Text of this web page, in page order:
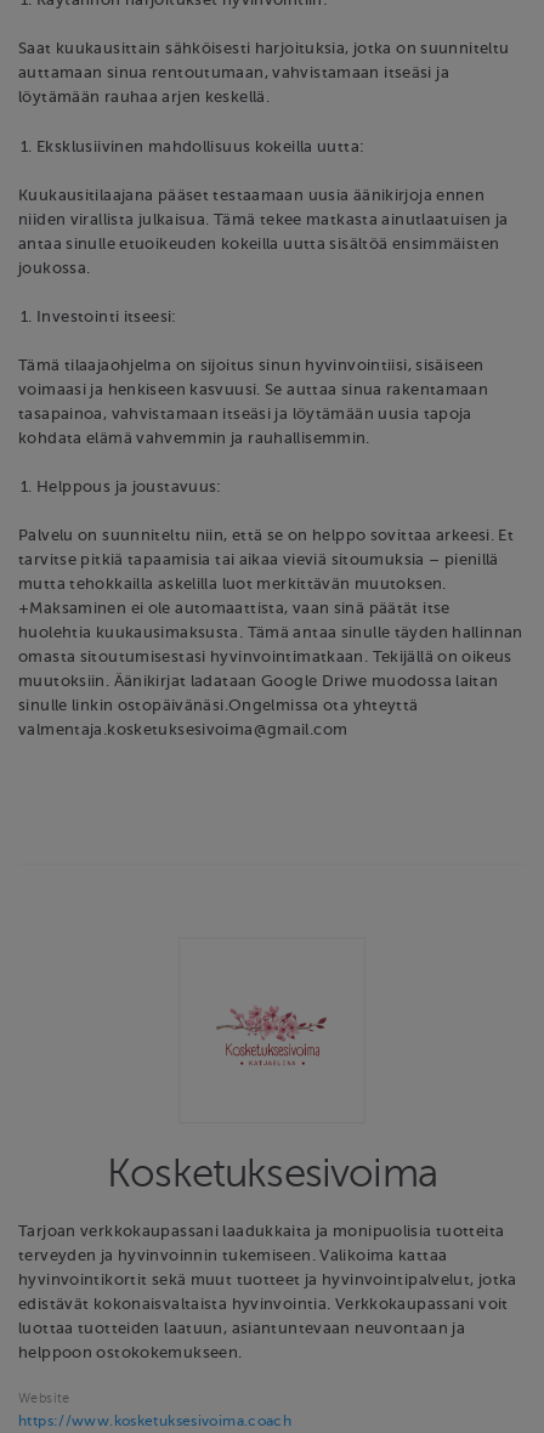
Saat kuukausittain sähköisesti harjoituksia, jotka on suunniteltu
auttamaan sinua rentoutumaan, vahvistamaan itseäsi ja
löytämään rauhaa arjen keskellä.
Eksklusiivinen mahdollisuus kokeilla uutta:
Kuukausitilaajana pääset testaamaan uusia äänikirjoja ennen
niiden virallista julkaisua. Tämä tekee matkasta ainutlaatuisen ja
antaa sinulle etuoikeuden kokeilla uutta sisältöä ensimmäisten
joukossa.
Investointi itseesi:
Tämä tilaajaohjelma on sijoitus sinun hyvinvointiisi, sisäiseen
voimaasi ja henkiseen kasvuusi. Se auttaa sinua rakentamaan
tasapainoa, vahvistamaan itseäsi ja löytämään uusia tapoja
kohdata elämä vahvemmin ja rauhallisemmin.
Helppous ja joustavuus:
Palvelu on suunniteltu niin, että se on helppo sovittaa arkeesi. Et
tarvitse pitkiä tapaamisia tai aikaa vieviä sitoumuksia – pienillä
mutta tehokkailla askelilla luot merkittävän muutoksen.
+Maksaminen ei ole automaattista, vaan sinä päätät itse
huolehtia kuukausimaksusta. Tämä antaa sinulle täyden hallinnan
omasta sitoutumisestasi hyvinvointimatkaan. Tekijällä on oikeus
muutoksiin. Äänikirjat ladataan Google Driwe muodossa laitan
sinulle linkin ostopäivänäsi.Ongelmissa ota yhteyttä
valmentaja.kosketuksesivoima@gmail.com
Kosketuksesivoima
Tarjoan verkkokaupassani laadukkaita ja monipuolisia tuotteita
terveyden ja hyvinvoinnin tukemiseen. Valikoima kattaa
hyvinvointikortit sekä muut tuotteet ja hyvinvointipalvelut, jotka
edistävät kokonaisvaltaista hyvinvointia. Verkkokaupassani voit
luottaa tuotteiden laatuun, asiantuntevaan neuvontaan ja
helppoon ostokokemukseen.
Website
https://www.kosketuksesivoima.coach